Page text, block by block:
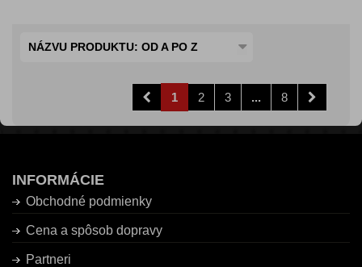
NÁZVU PRODUKTU: OD A PO Z
1 2 3 ... 8
INFORMÁCIE
Obchodné podmienky
Cena a spôsob dopravy
Partneri